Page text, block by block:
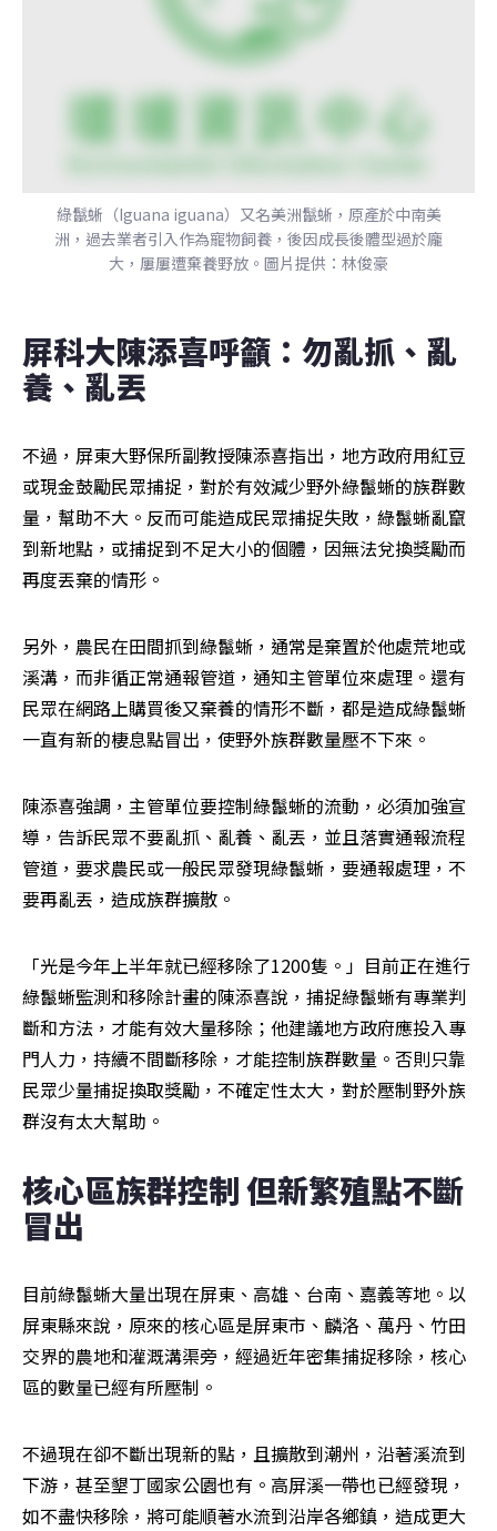
綠鬣蜥（Iguana iguana）又名美洲鬣蜥，原產於中南美
洲，過去業者引入作為寵物飼養，後因成長後體型過於龐
大，屢屢遭棄養野放。圖片提供：林俊豪
屏科大陳添喜呼籲：勿亂抓、亂
養、亂丟
不過，屏東大野保所副教授陳添喜指出，地方政府用紅豆
或現金鼓勵民眾捕捉，對於有效減少野外綠鬣蜥的族群數
量，幫助不大。反而可能造成民眾捕捉失敗，綠鬣蜥亂竄
到新地點，或捕捉到不足大小的個體，因無法兌換獎勵而
再度丟棄的情形。
另外，農民在田間抓到綠鬣蜥，通常是棄置於他處荒地或
溪溝，而非循正常通報管道，通知主管單位來處理。還有
民眾在網路上購買後又棄養的情形不斷，都是造成綠鬣蜥
一直有新的棲息點冒出，使野外族群數量壓不下來。
陳添喜強調，主管單位要控制綠鬣蜥的流動，必須加強宣
導，告訴民眾不要亂抓、亂養、亂丟，並且落實通報流程
管道，要求農民或一般民眾發現綠鬣蜥，要通報處理，不
要再亂丟，造成族群擴散。
「光是今年上半年就已經移除了1200隻。」目前正在進行
綠鬣蜥監測和移除計畫的陳添喜說，捕捉綠鬣蜥有專業判
斷和方法，才能有效大量移除；他建議地方政府應投入專
門人力，持續不間斷移除，才能控制族群數量。否則只靠
民眾少量捕捉換取獎勵，不確定性太大，對於壓制野外族
群沒有太大幫助。
核心區族群控制 但新繁殖點不斷
冒出
目前綠鬣蜥大量出現在屏東、高雄、台南、嘉義等地。以
屏東縣來說，原來的核心區是屏東市、麟洛、萬丹、竹田
交界的農地和灌溉溝渠旁，經過近年密集捕捉移除，核心
區的數量已經有所壓制。
不過現在卻不斷出現新的點，且擴散到潮州，沿著溪流到
下游，甚至墾丁國家公園也有。高屏溪一帶也已經發現，
如不盡快移除，將可能順著水流到沿岸各鄉鎮，造成更大